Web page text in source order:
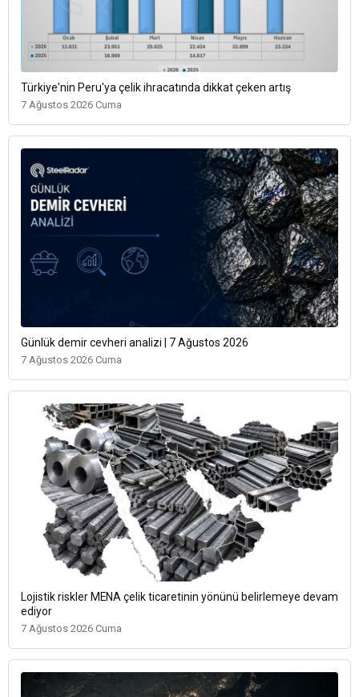
Türkiye'nin Peru'ya çelik ihracatında dikkat çeken artış
7 Ağustos 2026 Cuma
Günlük demir cevheri analizi | 7 Ağustos 2026
7 Ağustos 2026 Cuma
Lojistik riskler MENA çelik ticaretinin yönünü belirlemeye devam
ediyor
7 Ağustos 2026 Cuma